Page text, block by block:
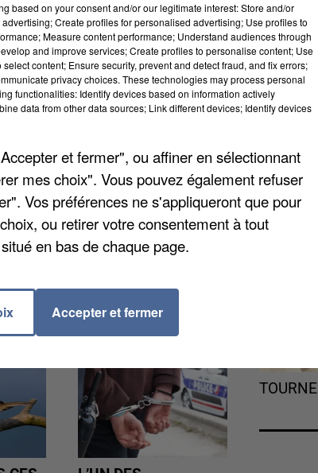
du ministère de l'Intérieur, qui
Entre juillet 2024 et juin
les vols à main armée
C'est une trentaine de
par les policiers et
based on your consent and/or our legitimate interest: Store and/or
Create profiles for personalised advertising; Use profiles to
Measure content performance; Understand audiences through
and improve services; Create profiles to personalise content; Use
content; Ensure security, prevent and detect fraud, and fix errors;
privacy choices. These technologies may process personal
functionalities: Identify devices based on information actively
data from other data sources; Link different devices; Identify devices
et fermer", ou affiner en sélectionnant
mes choix". Vous pouvez également refuser
Vos préférences ne s'appliqueront que pour
ou retirer votre consentement à tout
en bas de chaque page.
Accepter et fermer